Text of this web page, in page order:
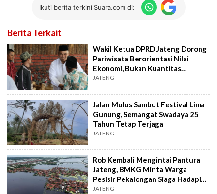
Ikuti berita terkini Suara.com di:
Berita Terkait
Wakil Ketua DPRD Jateng Dorong
Pariwisata Berorientasi Nilai
Ekonomi, Bukan Kuantitas
Pengunjung
JATENG
Jalan Mulus Sambut Festival Lima
Gunung, Semangat Swadaya 25
Tahun Tetap Terjaga
JATENG
Rob Kembali Mengintai Pantura
Jateng, BMKG Minta Warga
Pesisir Pekalongan Siaga Hadapi
Pasang Laut
JATENG